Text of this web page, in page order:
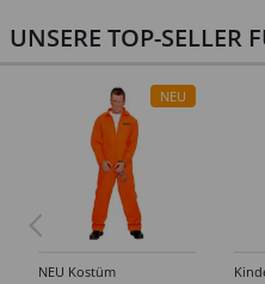
UNSERE TOP-SELLER
NEU
NEU Kostüm